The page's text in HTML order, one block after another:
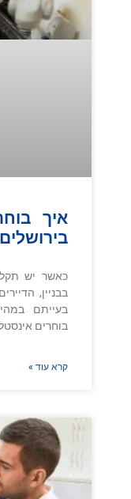
איך
כאשר יש
בבניין,
בעייתם
בוחרים
קרא עוד »